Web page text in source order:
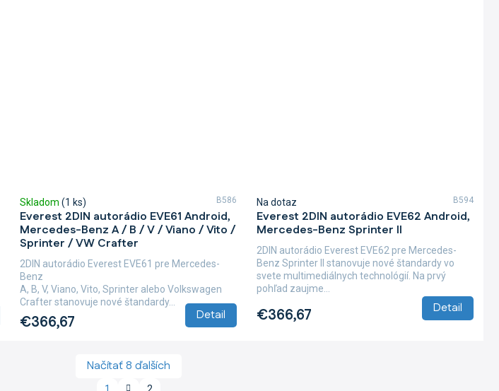
Everest 2DIN autorádio EVE61 Android,
Mercedes-Benz A / B / V / Viano / Vito /
Sprinter / VW Crafter
Skladom (1 ks)
€366,67 Detail
2DIN autorádio Everest EVE61 pre Mercedes-
Benz
A, B, V, Viano, Vito, Sprinter alebo Volkswagen
Crafter stanovuje nové štandardy...
B586
Everest 2DIN autorádio EVE62 Android,
Mercedes-Benz Sprinter II
Na dotaz
€366,67 Detail
2DIN autorádio Everest EVE62 pre Mercedes-
Benz Sprinter II stanovuje nové štandardy vo
svete multimediálnych technológií. Na prvý
pohľad zaujme...
B594
Načítať 8 ďalších
S
1 2